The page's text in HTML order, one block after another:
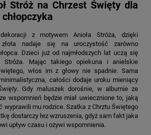
Stróż na Chrzest Święty dla
z motywem Anioła Stróża, dzięki
nadaje się na uroczystość zarówno
Dzieci już od najmłodszych lat uczą się
Stróża. Mając takiego opiekuna i anielskie
włos im z głowy nie spadnie. Sama
całości dodaje uroku mieniący
. Gdy maluszek dorośnie, w albumie ze
wspomnień będzie miał uwiecznione to, jaką
wyprawili mu rodzice. Szatka z Chrztu Świętego
dostarczy łez wzruszenia, gdyż sam fakt jaka
upływ czasu i ożywi wspomnienia.